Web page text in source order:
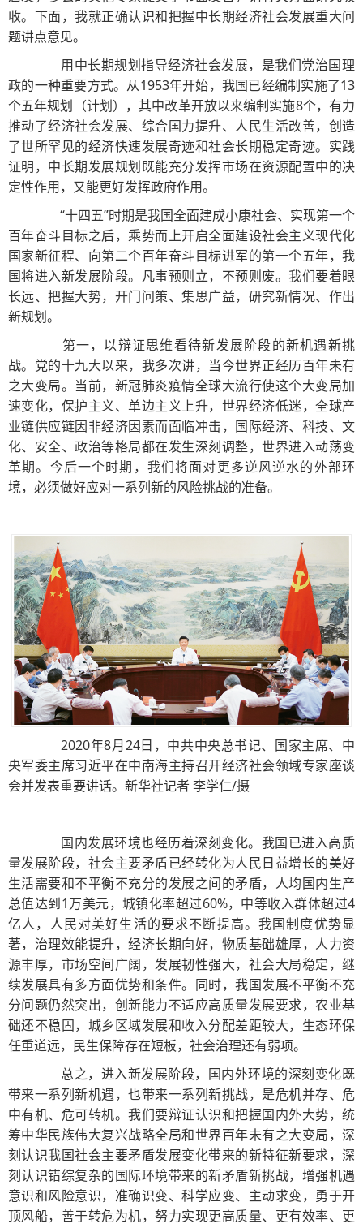
收。下面，我就正确认识和把握中长期经济社会发展重大问
题讲点意见。
用中长期规划指导经济社会发展，是我们党治国理
政的一种重要方式。从1953年开始，我国已经编制实施了13
个五年规划（计划），其中改革开放以来编制实施8个，有力
推动了经济社会发展、综合国力提升、人民生活改善，创造
了世所罕见的经济快速发展奇迹和社会长期稳定奇迹。实践
证明，中长期发展规划既能充分发挥市场在资源配置中的决
定性作用，又能更好发挥政府作用。
“十四五”时期是我国全面建成小康社会、实现第一个
百年奋斗目标之后，乘势而上开启全面建设社会主义现代化
国家新征程、向第二个百年奋斗目标进军的第一个五年，我
国将进入新发展阶段。凡事预则立，不预则废。我们要着眼
长远、把握大势，开门问策、集思广益，研究新情况、作出
新规划。
第一，以辩证思维看待新发展阶段的新机遇新挑
战。党的十九大以来，我多次讲，当今世界正经历百年未有
之大变局。当前，新冠肺炎疫情全球大流行使这个大变局加
速变化，保护主义、单边主义上升，世界经济低迷，全球产
业链供应链因非经济因素而面临冲击，国际经济、科技、文
化、安全、政治等格局都在发生深刻调整，世界进入动荡变
革期。今后一个时期，我们将面对更多逆风逆水的外部环
境，必须做好应对一系列新的风险挑战的准备。
2020年8月24日，中共中央总书记、国家主席、中
央军委主席习近平在中南海主持召开经济社会领域专家座谈
会并发表重要讲话。新华社记者 李学仁/摄
国内发展环境也经历着深刻变化。我国已进入高质
量发展阶段，社会主要矛盾已经转化为人民日益增长的美好
生活需要和不平衡不充分的发展之间的矛盾，人均国内生产
总值达到1万美元，城镇化率超过60%，中等收入群体超过4
亿人，人民对美好生活的要求不断提高。我国制度优势显
著，治理效能提升，经济长期向好，物质基础雄厚，人力资
源丰厚，市场空间广阔，发展韧性强大，社会大局稳定，继
续发展具有多方面优势和条件。同时，我国发展不平衡不充
分问题仍然突出，创新能力不适应高质量发展要求，农业基
础还不稳固，城乡区域发展和收入分配差距较大，生态环保
任重道远，民生保障存在短板，社会治理还有弱项。
总之，进入新发展阶段，国内外环境的深刻变化既
带来一系列新机遇，也带来一系列新挑战，是危机并存、危
中有机、危可转机。我们要辩证认识和把握国内外大势，统
筹中华民族伟大复兴战略全局和世界百年未有之大变局，深
刻认识我国社会主要矛盾发展变化带来的新特征新要求，深
刻认识错综复杂的国际环境带来的新矛盾新挑战，增强机遇
意识和风险意识，准确识变、科学应变、主动求变，勇于开
顶风船，善于转危为机，努力实现更高质量、更有效率、更